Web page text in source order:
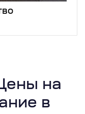
на
в